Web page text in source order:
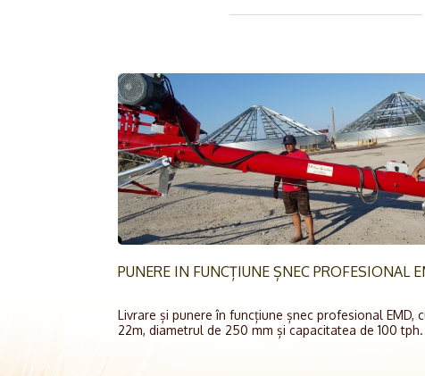
PUNERE IN FUNCȚIUNE ȘNEC PROFESIONAL
Livrare și punere în funcțiune șnec profesional EMD,
22m, diametrul de 250 mm și capacitatea de 100 tph.